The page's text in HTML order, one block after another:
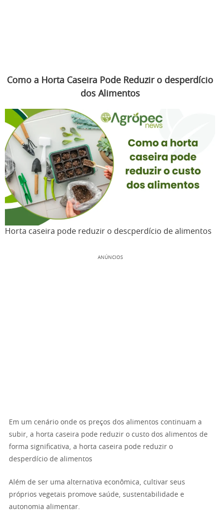
Como a Horta Caseira Pode Reduzir o desperdício
dos Alimentos
Horta caseira pode reduzir o descperdício de alimentos
ANÚNCIOS
Em um cenário onde os preços dos alimentos continuam a
subir, a horta caseira pode reduzir o custo dos alimentos de
forma significativa, a horta caseira pode reduzir o
desperdício de alimentos
Além de ser uma alternativa econômica, cultivar seus
próprios vegetais promove saúde, sustentabilidade e
autonomia alimentar.